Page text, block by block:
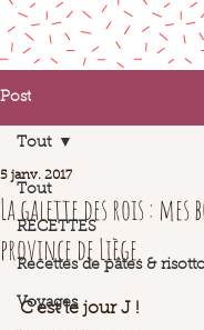
Post
Tout
RECETTES
Recettes de pâtes &
Voyages
Tout
La galette des rois : mes
province de Liège.
5 janv. 2017
C'est le jour J !